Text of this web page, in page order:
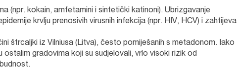
(npr. kokain, amfetamini i sintetički katinoni). Ubrizgavanje
krvlju prenosivih virusnih infekcija (npr. HIV, HCV) i zahtijeva
štrcaljki iz Vilniusa (Litva), često pomiješanih s metadonom. Iako
gradovima koji su sudjelovali, vrlo visoki rizik od